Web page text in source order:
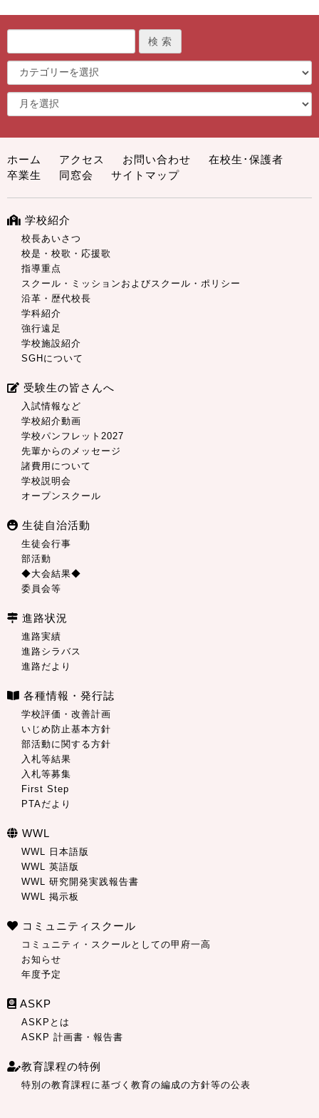
ホーム アクセス お問い合わせ
在校生･保護者
卒業生
同窓会 サイトマップ
学校紹介
校長あいさつ
校是・校歌・応援歌
指導重点
スクール・ミッションおよびスクール・ポリシー
沿革・歴代校長
学科紹介
強行遠足
学校施設紹介
SGHについて
受験生の皆さんへ
入試情報など
学校紹介動画
学校パンフレット2027
先輩からのメッセージ
諸費用について
学校説明会
オープンスクール
生徒自治活動
生徒会行事
部活動
◆大会結果◆
委員会等
進路状況
進路実績
進路シラバス
進路だより
各種情報・発行誌
学校評価・改善計画
いじめ防止基本方針
部活動に関する方針
入札等結果
入札等募集
First Step
PTAだより
WWL
WWL 日本語版
WWL 英語版
WWL 研究開発実践報告書
WWL 掲示板
コミュニティスクール
コミュニティ・スクールとしての甲府一高
お知らせ
年度予定
ASKP
ASKPとは
ASKP 計画書・報告書
教育課程の特例
特別の教育課程に基づく教育の編成の方針等の公表